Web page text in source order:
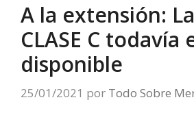
A la extensión:
CLASE C todavía
disponible
25/01/2021 por Todo Sobre